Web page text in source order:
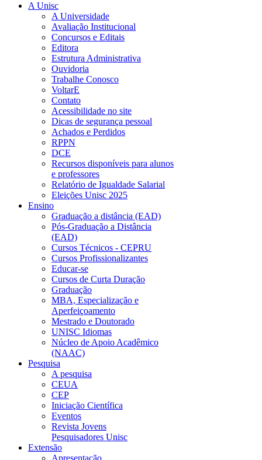
A Unisc
A Universidade
Avaliação Institucional
Concursos e Editais
Editora
Estrutura Administrativa
Ouvidoria
Trabalhe Conosco
VoltarE
Contato
Acessibilidade no site
Dicas de segurança pessoal
Achados e Perdidos
RPPN
DCE
Recursos disponíveis para alunos
e professores
Relatório de Igualdade Salarial
Eleições Unisc 2025
Ensino
Graduação a distância (EAD)
Pós-Graduação a Distância
(EAD)
Cursos Técnicos - CEPRU
Cursos Profissionalizantes
Educar-se
Cursos de Curta Duração
Graduação
MBA, Especialização e
Aperfeiçoamento
Mestrado e Doutorado
UNISC Idiomas
Núcleo de Apoio Acadêmico
(NAAC)
Pesquisa
A pesquisa
CEUA
CEP
Iniciação Científica
Eventos
Revista Jovens
Pesquisadores Unisc
Extensão
Apresentação